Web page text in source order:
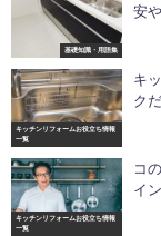
基礎知識・用語集
安
キッチンリフォームお役立ち情報
一覧
キ
ク
キッチンリフォームお役立ち情報
一覧
コ
イ